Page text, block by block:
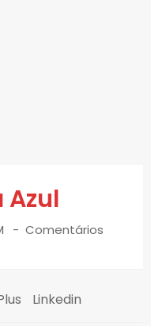
Azul
Comentários
Linkedin